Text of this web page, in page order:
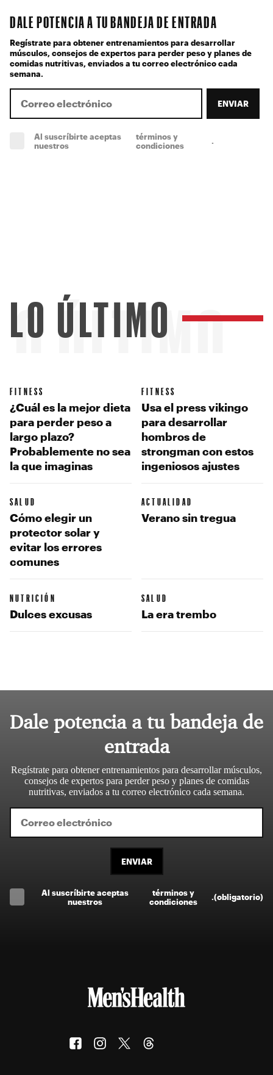
DALE POTENCIA A TU BANDEJA DE ENTRADA
Regístrate para obtener entrenamientos para desarrollar
músculos, consejos de expertos para perder peso y planes de
comidas nutritivas, enviados a tu correo electrónico cada
semana.
ENVIAR
Al suscríbirte aceptas
nuestros
términos y
condiciones
.
ÚLTIMO
LO ÚLTIMO
FITNESS
¿Cuál es la mejor dieta
para perder peso a
largo plazo?
Probablemente no sea
la que imaginas
FITNESS
Usa el press vikingo
para desarrollar
hombros de
strongman con estos
ingeniosos ajustes
SALUD
Cómo elegir un
protector solar y
evitar los errores
comunes
ACTUALIDAD
Verano sin tregua
NUTRICIÓN
Dulces excusas
SALUD
La era trembo
Dale potencia a tu bandeja de
entrada
Regístrate para obtener entrenamientos para desarrollar músculos,
consejos de expertos para perder peso y planes de comidas
nutritivas, enviados a tu correo electrónico cada semana.
ENVIAR
Al suscríbirte aceptas
nuestros
términos y
condiciones
.(obligatorio)